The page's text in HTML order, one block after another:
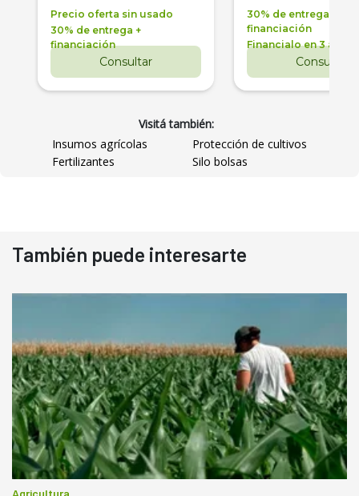
Precio oferta sin usado
30% de entrega +
financiación
Consultar
30% de entrega +
financiación
Financialo en 3 años
Consultar
Visitá también:
Insumos agrícolas
Protección de cultivos
Fertilizantes
Silo bolsas
También puede interesarte